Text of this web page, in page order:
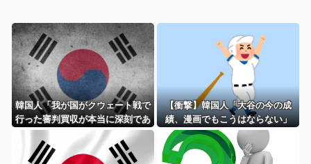
韓国人「我が国がクウェート戦で
行った審判買収が本当に深刻であ
る理由がこちら…」→「これはダ
メなやつ…（ﾌﾞﾙﾌﾞﾙ」＝韓国の反
【衝撃】韓国人「大谷の今の成
績、漫画でもこうはならない」